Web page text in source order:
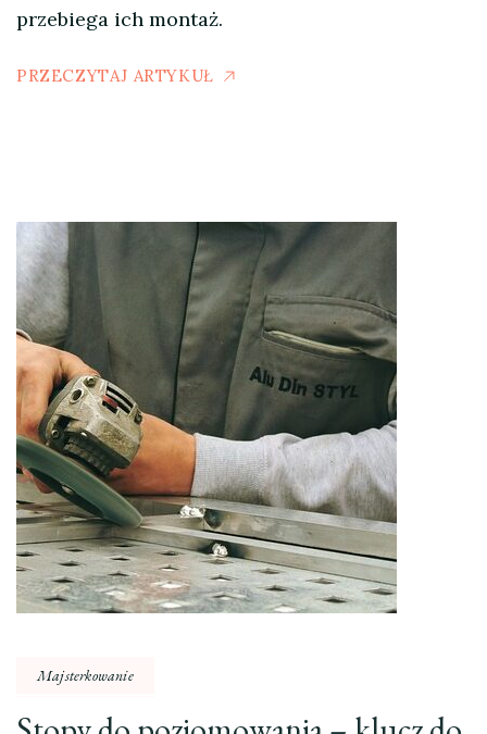
przebiega ich montaż.
PRZECZYTAJ ARTYKUŁ
Majsterkowanie